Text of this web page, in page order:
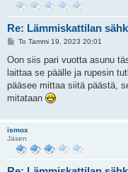
Re: Lämmiskattilan
V
e
t
i
To Tammi 19, 2023 20:01
Oon siis pari vuotta asunu
laittaa se päälle ja rupesin
pääsee mittaa siitä päästä,
mitataan
ismox
Jäsen